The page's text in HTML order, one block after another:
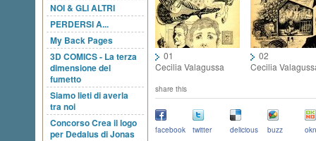
NOI & GLI ALTRI
PERDERSI A...
My Back Pages
3D COMICS - La terza
dimensione del
fumetto
Siamo lieti di averla
tra noi
Concorso Crea il logo
per Dedalus di Jonas
01
Cecilia Valagussa
02
Cecilia
share this
facebook twitter delicious buzz